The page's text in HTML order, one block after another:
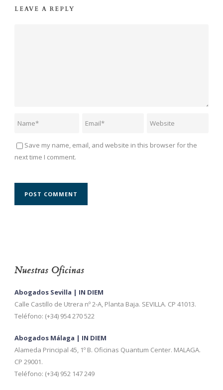
LEAVE A REPLY
Save my name, email, and website in this browser for the
next time I comment.
Nuestras Oficinas
Abogados Sevilla | IN DIEM
Calle Castillo de Utrera nº 2-A, Planta Baja. SEVILLA. CP 41013.
Teléfono: (+34) 954 270 522
Abogados Málaga | IN DIEM
Alameda Principal 45, 1º B. Oficinas Quantum Center. MALAGA.
CP 29001.
Teléfono: (+34) 952 147 249